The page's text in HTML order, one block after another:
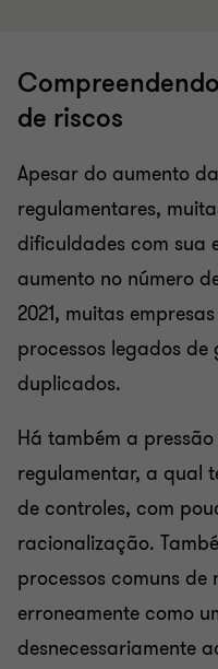
de riscos
Apesar do aumento
regulamentares,
dificuldades com sua
aumento no número
2021, muitas
processos legados
duplicados.
Há também a
regulamentar, a qual
de controles, com
racionalização.
processos comuns
erroneamente como
desnecessariamente